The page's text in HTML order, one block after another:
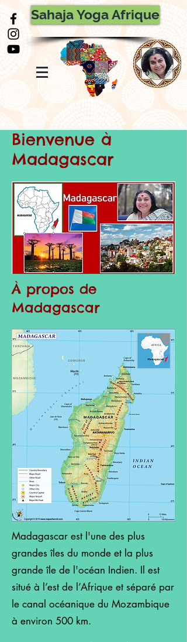
Sahaja Yoga Afrique
Bienvenue à
Madagascar
À propos de
Madagascar
Madagascar est l'une des plus
grandes îles du monde et la plus
grande île de l'océan Indien. Il est
situé à l’est de l’Afrique et séparé par
le canal océanique du Mozambique
à environ 500 km.